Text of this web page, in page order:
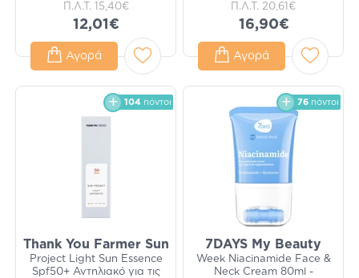
Π.Λ.Τ. 15,40€
12,01€
Αγορά
Π.Λ.Τ. 20,61€
16,90€
Αγορά
104 πόντοι
Thank You Farmer Sun
Project Light Sun Essence
Spf50+ Αντηλιακό για τις
76 πόντοι
7DAYS My Beauty
Week Niacinamide Face &
Neck Cream 80ml -